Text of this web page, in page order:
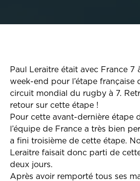
Paul Leraitre était avec France 7
week-end pour l’étape française
circuit mondial du rugby à 7.
retour sur cette étape !
Pour cette avant-dernière étape
l’équipe de France a très bien
a fini troisième de cette étape.
Leraitre faisait donc parti de
deux jours.
Après avoir remporté tous ses